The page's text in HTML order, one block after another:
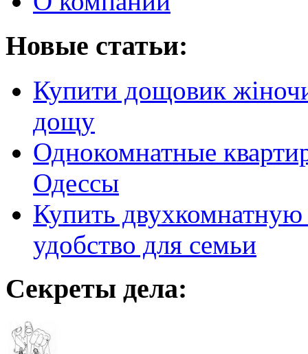
Новые статьи:
Купити дощовик
дощу
Однокомнатные
Одессы
Купить
удобство для семьи
Секреты дела: